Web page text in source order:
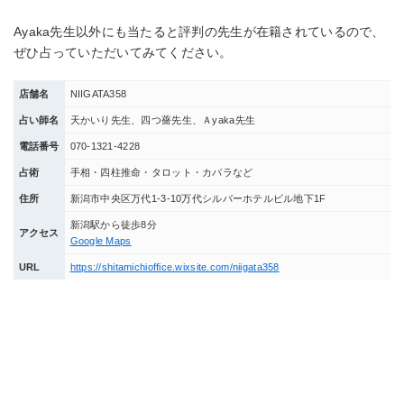
Ayaka先生以外にも当たると評判の先生が在籍されているので、
ぜひ占っていただいてみてください。
店舗名 NIIGATA358
占い師名 天かいり先生、四つ薔先生、Ａyaka先生
電話番号 070-1321-4228
占術 手相・四柱推命・タロット・カバラなど
住所 新潟市中央区万代1-3-10万代シルバーホテルビル地下1F
アクセス
新潟駅から徒歩8分
Google Maps
URL https://shitamichioffice.wixsite.com/niigata358